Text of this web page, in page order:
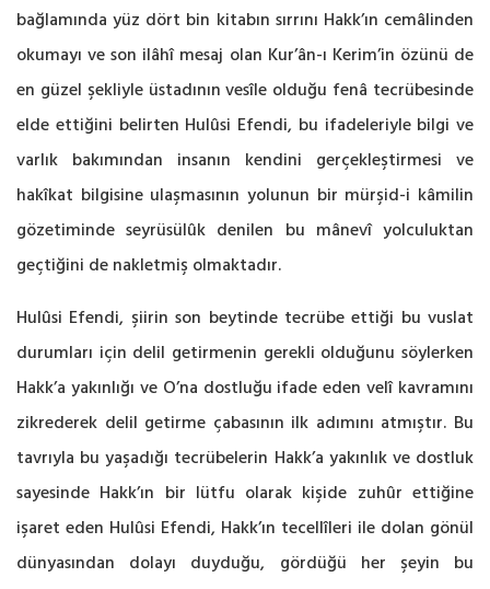
bağlamında yüz dört bin kitabın sırrını Hakk’ın cemâlinden
okumayı ve son ilâhî mesaj olan Kur’ân-ı Kerim’in özünü de
en güzel şekliyle üstadının vesîle olduğu fenâ tecrübesinde
elde ettiğini belirten Hulûsi Efendi, bu ifadeleriyle bilgi ve
varlık bakımından insanın kendini gerçekleştirmesi ve
hakîkat bilgisine ulaşmasının yolunun bir mürşid-i kâmilin
gözetiminde seyrüsülûk denilen bu mânevî yolculuktan
geçtiğini de nakletmiş olmaktadır.
Hulûsi Efendi, şiirin son beytinde tecrübe ettiği bu vuslat
durumları için delil getirmenin gerekli olduğunu söylerken
Hakk’a yakınlığı ve O’na dostluğu ifade eden velî kavramını
zikrederek delil getirme çabasının ilk adımını atmıştır. Bu
tavrıyla bu yaşadığı tecrübelerin Hakk’a yakınlık ve dostluk
sayesinde Hakk’ın bir lütfu olarak kişide zuhûr ettiğine
işaret eden Hulûsi Efendi, Hakk’ın tecellîleri ile dolan gönül
dünyasından dolayı duyduğu, gördüğü her şeyin bu